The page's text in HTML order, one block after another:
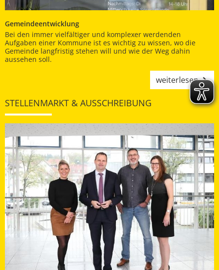
Gemeindeentwicklung
Bei den immer vielfältiger und komplexer werdenden
Aufgaben einer Kommune ist es wichtig zu wissen, wo die
Gemeinde langfristig stehen will und wie der Weg dahin
aussehen soll.
weiterlesen
STELLENMARKT & AUSSCHREIBUNG